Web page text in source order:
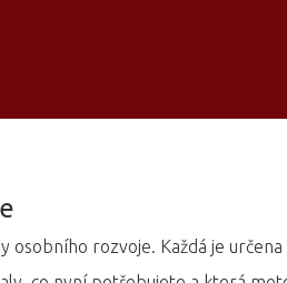
osobního rozvoje. Každá je